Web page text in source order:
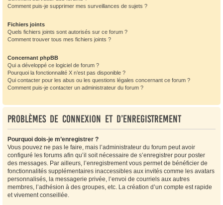
Comment puis-je supprimer mes surveillances de sujets ?
Fichiers joints
Quels fichiers joints sont autorisés sur ce forum ?
Comment trouver tous mes fichiers joints ?
Concernant phpBB
Qui a développé ce logiciel de forum ?
Pourquoi la fonctionnalité X n’est pas disponible ?
Qui contacter pour les abus ou les questions légales concernant ce forum ?
Comment puis-je contacter un administrateur du forum ?
Problèmes de connexion et d’enregistrement
Pourquoi dois-je m’enregistrer ?
Vous pouvez ne pas le faire, mais l’administrateur du forum peut avoir
configuré les forums afin qu’il soit nécessaire de s’enregistrer pour poster
des messages. Par ailleurs, l’enregistrement vous permet de bénéficier de
fonctionnalités supplémentaires inaccessibles aux invités comme les avatars
personnalisés, la messagerie privée, l’envoi de courriels aux autres
membres, l’adhésion à des groupes, etc. La création d’un compte est rapide
et vivement conseillée.